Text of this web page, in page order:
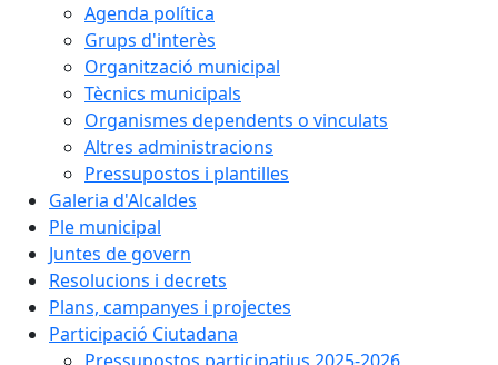
Agenda política
Grups d'interès
Organització municipal
Tècnics municipals
Organismes dependents o vinculats
Altres administracions
Pressupostos i plantilles
Galeria d'Alcaldes
Ple municipal
Juntes de govern
Resolucions i decrets
Plans, campanyes i projectes
Participació Ciutadana